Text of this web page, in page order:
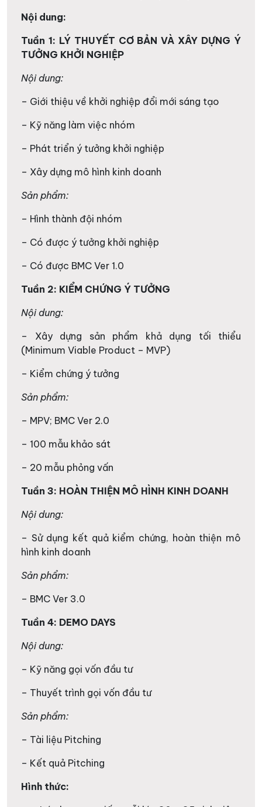
Nội dung:
Tuần 1: LÝ THUYẾT CƠ BẢN VÀ XÂY DỰNG Ý
TƯỞNG KHỞI NGHIỆP
Nội dung:
– Giới thiệu về khởi nghiệp đổi mới sáng tạo
– Kỹ năng làm việc nhóm
– Phát triển ý tưởng khởi nghiệp
– Xây dựng mô hình kinh doanh
Sản phẩm:
– Hình thành đội nhóm
– Có được ý tưởng khởi nghiệp
– Có được BMC Ver 1.0
Tuần 2: KIỂM CHỨNG Ý TƯỞNG
Nội dung:
– Xây dựng sản phẩm khả dụng tối thiểu
(Minimum Viable Product – MVP)
– Kiểm chứng ý tưởng
Sản phẩm:
– MPV; BMC Ver 2.0
– 100 mẫu khảo sát
– 20 mẫu phỏng vấn
Tuần 3: HOÀN THIỆN MÔ HÌNH KINH DOANH
Nội dung:
– Sử dụng kết quả kiểm chứng, hoàn thiện mô
hình kinh doanh
Sản phẩm:
– BMC Ver 3.0
Tuần 4: DEMO DAYS
Nội dung:
– Kỹ năng gọi vốn đầu tư
– Thuyết trình gọi vốn đầu tư
Sản phẩm:
– Tài liệu Pitching
– Kết quả Pitching
Hình thức: